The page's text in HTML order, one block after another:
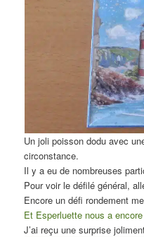
Un joli poisson dodu avec
circonstance.
Il y a eu de nombreuses
Pour voir le défilé général,
Encore un défi rondement
Et Esperluette nous a
J’ai reçu une surprise